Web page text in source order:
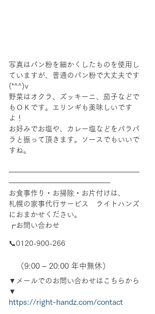
写真はパン粉を細かくしたものを使用し
ていますが、普通のパン粉で大丈夫です
(*^^)v
野菜はオクラ、ズッキーニ、茄子などで
もＯＫです。エリンギも美味しいです
よ！
お好みでお塩や、カレー塩などをパラパ
ラと振って頂きます。ソースでもいいで
すね。
――――――――――――――――――
――――――――――――――
お食事作り・お掃除・お片付けは、
札幌の家事代行サービス　ライトハンズ
におまかせください。
┏お問い合わせ
📞0120-900-266
（9:00 – 20:00 年中無休）
▼メールでのお問い合わせはこちらから
▼
https://right-handz.com/contact